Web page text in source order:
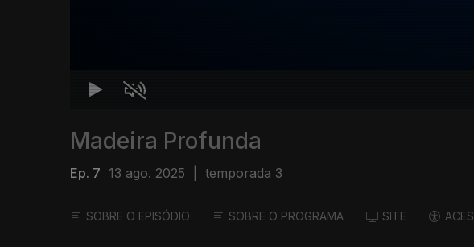
Madeira Profunda
Ep. 7 13 ago. 2025 temporada 3
SOBRE O EPISÓDIO SOBRE O PROGRAMA SITE